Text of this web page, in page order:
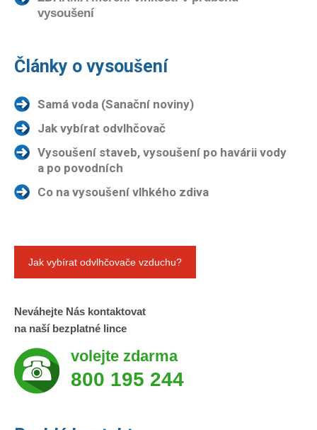
vysoušení
Články o vysoušení
Samá voda (Sanační noviny)
Jak vybírat odvlhčovač
Vysoušení staveb, vysoušení po havárii vody
a po povodních
Co na vysoušení vlhkého zdiva
Jak vybírat odvlhčovače vzduchu?
Neváhejte Nás kontaktovat
na naší bezplatné lince
volejte zdarma
800 195 244